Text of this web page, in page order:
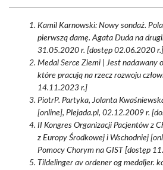
Kamil Karnowski: Nowy sondaż.
pierwszą damę. Agata Duda na
31.05.2020 r. [dostęp 02.06.2020 r.]
Medal Serce Ziemi | Jest nadawany
które pracują na rzecz rozwoju
14.11.2023 r.]
PiotrP. Partyka, Jolanta
[online], Plejada.pl, 02.12.2009 r.
II Kongres Organizacji Pacjentów z
z Europy Środkowej i Wschodniej
Pomocy Chorym na GIST [dostęp
Tildelinger av ordener og medaljer.